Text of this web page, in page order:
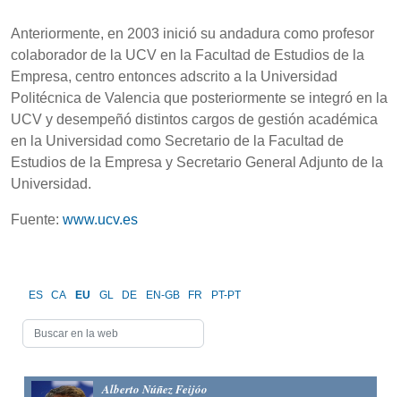
Anteriormente, en 2003 inició su andadura como profesor
colaborador de la UCV en la Facultad de Estudios de la
Empresa, centro entonces adscrito a la Universidad
Politécnica de Valencia que posteriormente se integró en la
UCV y desempeñó distintos cargos de gestión académica
en la Universidad como Secretario de la Facultad de
Estudios de la Empresa y Secretario General Adjunto de la
Universidad.
Fuente: www.ucv.es
ES CA EU GL DE EN-GB FR PT-PT
Alberto Núñez Feijóo